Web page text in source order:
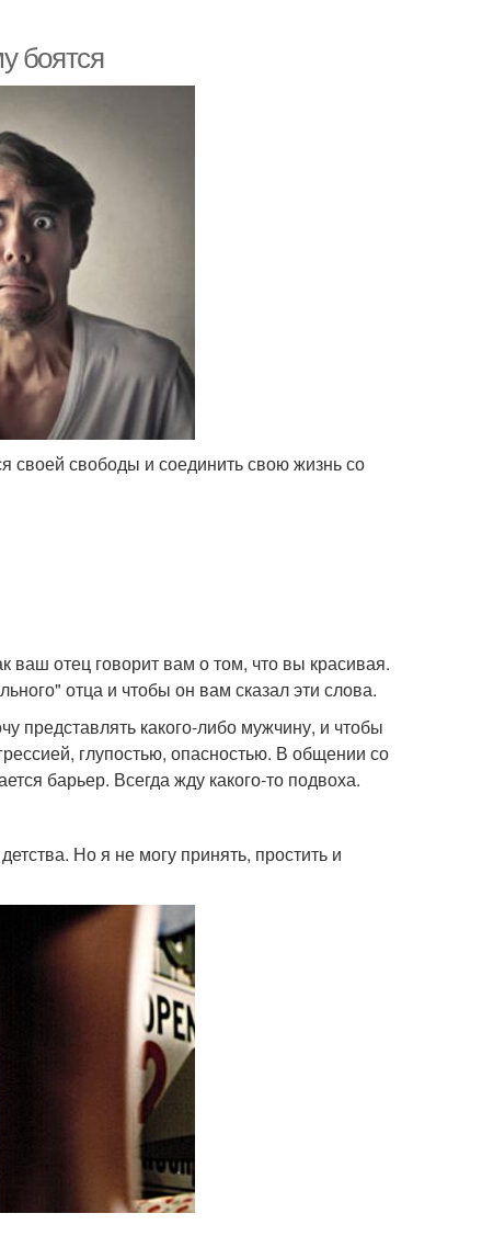
боятся
своей свободы и соединить свою жизнь со
ваш отец говорит вам о том, что вы красивая.
отца и чтобы он вам сказал эти слова.
представлять какого-либо мужчину, и чтобы
глупостью, опасностью. В общении со
барьер. Всегда жду какого-то подвоха.
Но я не могу принять, простить и